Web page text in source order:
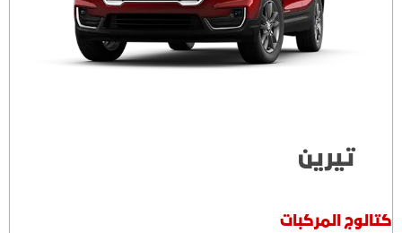
تيرين
كتالوج المركبات